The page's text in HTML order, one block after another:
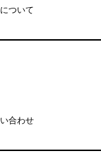
ついて
合わせ